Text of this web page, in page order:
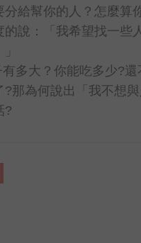
分給幫你的人？怎麼算
的說：「我希望找一些
多大？你能吃多少?還
?那為何說出「我不想
?